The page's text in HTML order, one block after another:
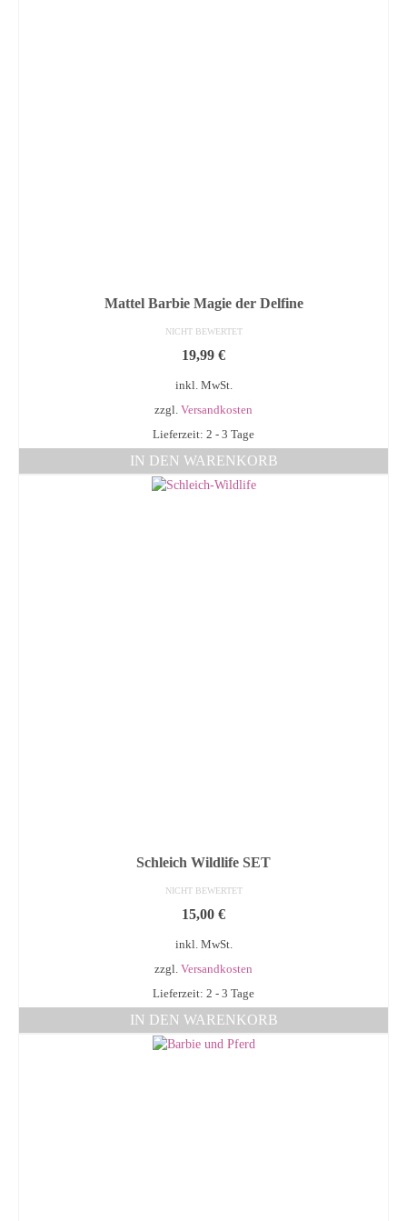
Mattel Barbie Magie der Delfine
NICHT BEWERTET
19,99 €
inkl. MwSt.
zzgl. Versandkosten
Lieferzeit: 2 - 3 Tage
IN DEN WARENKORB
Schleich Wildlife SET
NICHT BEWERTET
15,00 €
inkl. MwSt.
zzgl. Versandkosten
Lieferzeit: 2 - 3 Tage
IN DEN WARENKORB